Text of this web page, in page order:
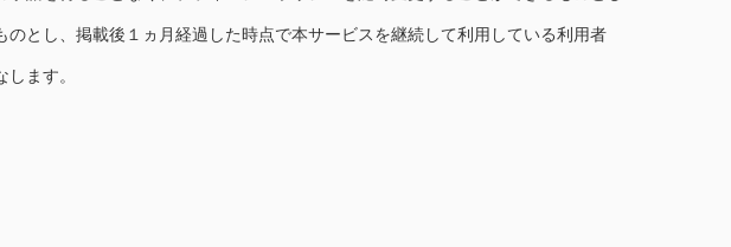
とし、掲載後１ヵ月経過した時点で本サービスを継続して利用している利用者
ます。